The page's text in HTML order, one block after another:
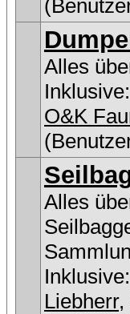
Alles
Inklusive:
O&K
Alles
Inklusive:
Liebherr,